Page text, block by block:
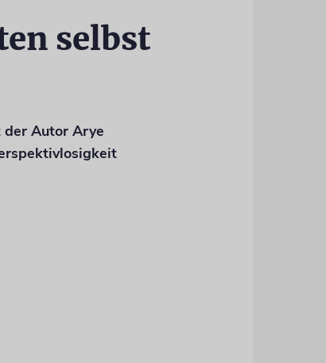
selbst
der Autor Arye